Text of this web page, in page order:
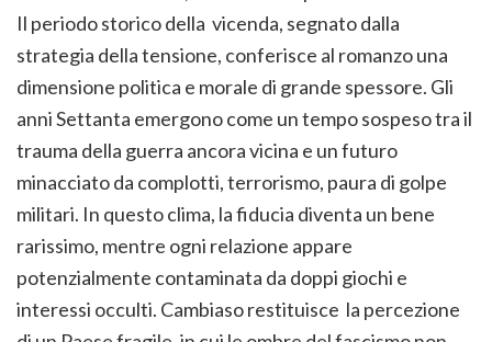
Il periodo storico della vicenda, segnato dalla
strategia della tensione, conferisce al romanzo una
dimensione politica e morale di grande spessore. Gli
anni Settanta emergono come un tempo sospeso tra il
trauma della guerra ancora vicina e un futuro
minacciato da complotti, terrorismo, paura di golpe
militari. In questo clima, la fiducia diventa un bene
rarissimo, mentre ogni relazione appare
potenzialmente contaminata da doppi giochi e
interessi occulti. Cambiaso restituisce la percezione